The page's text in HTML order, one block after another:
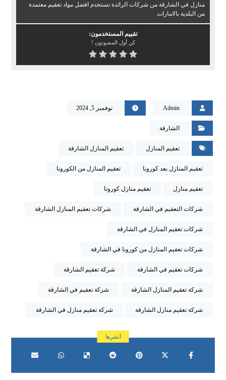
منازل في الشارقة من شركات الرائدة تستخدم افضل مواد تعقيم معتمدة
من البلدية بالامارات
تقييم المستخدمون:
كن أول المصوتون !
Admin نوفمبر 5, 2024
الشارقة
تعقيم المنازل تعقيم المنازل الشارقة
تعقيم المنازل بعد كورونا تعقيم المنازل من الكورونا
تعقيم منازل تعقيم منازل كورونا
شركات التعقيم في الشارقة شركات تعقيم المنازل الشارقة
شركات تعقيم المنازل في الشارقة
شركات تعقيم المنازل من كورونا في الشارقة
شركات تعقيم في الشارقة شركة تعقيم الشارقة
شركة تعقيم المنازل الشارقة شركة تعقيم في الشارقة
شركة تعقيم منازل الشارقة شركة تعقيم منازل في الشارقة